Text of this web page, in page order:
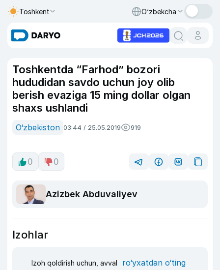
Toshkent O‘zbekcha
Toshkentda “Farhod” bozori
hududidan savdo uchun joy olib
berish evaziga 15 ming dollar olgan
shaxs ushlandi
O‘zbekiston 03:44 / 25.05.2019 919
0 0
Azizbek Abduvaliyev
Izohlar
Izoh qoldirish uchun, avval ro‘yxatdan o‘ting